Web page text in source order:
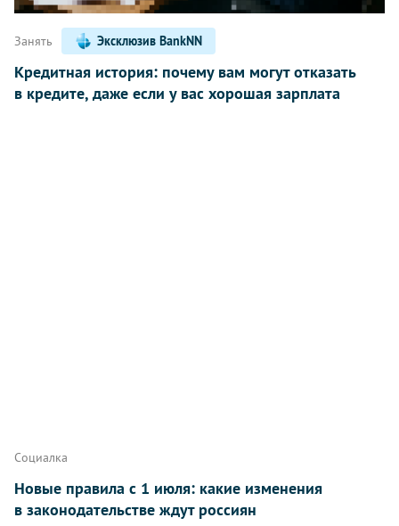
Занять Эксклюзив BankNN
Кредитная история: почему вам могут отказать
в кредите, даже если у вас хорошая зарплата
Социалка
Новые правила с 1 июля: какие изменения
в законодательстве ждут россиян